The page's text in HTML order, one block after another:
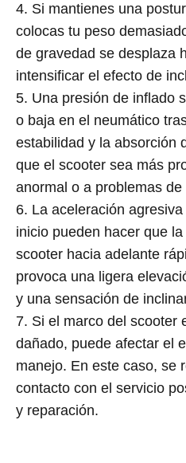
4. Si mantienes una
colocas tu peso
de gravedad se desplaza
intensificar el efecto de
5. Una presión de inflado
o baja en el neumático
estabilidad y la absorción
que el scooter sea más
anormal o a problemas de
6. La aceleración
inicio pueden hacer que
scooter hacia adelante
provoca una ligera
y una sensación de
7. Si el marco del scooter
dañado, puede afectar el
manejo. En este caso, se
contacto con el servicio
y reparación.